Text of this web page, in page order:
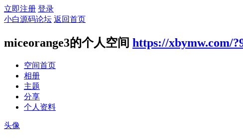
立即注册 登录
小白源码论坛 返回首页
miceorange3的个人空间 https://xbymw.com/
空间首页
相册
主题
分享
个人资料
头像